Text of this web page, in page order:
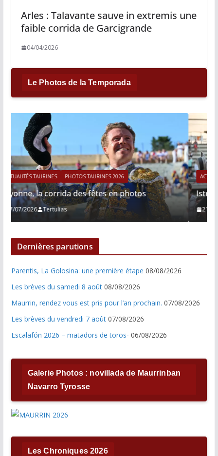
Arles : Talavante sauve in extremis une
faible corrida de Garcigrande
04/04/2026
Le Photos de la Temporada
ACTUALITÉS TAURINES PHOTOS TAURINES 2026
Istres, le retour de Cesar Rincon en photos
21/06/2026 Tertulias
Dernières parutions
Parentis, La Golosina: une première étape 08/08/2026
Les brèves du samedi 8 août 08/08/2026
Maurrin, rendez vous est pris pour l’an prochain. 07/08/2026
Les brèves du vendredi 7 août 07/08/2026
Escalafón 2026 – matadors de toros- 06/08/2026
Galerie Photos : novillada de Maurrinban
Navarro Tyrosse
Les Chroniques 2026